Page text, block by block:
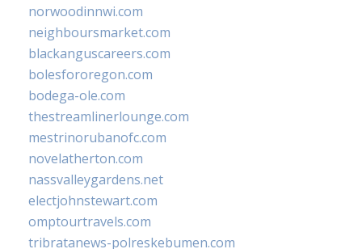
norwoodinnwi.com
neighboursmarket.com
blackanguscareers.com
bolesfororegon.com
bodega-ole.com
thestreamlinerlounge.com
mestrinorubanofc.com
novelatherton.com
nassvalleygardens.net
electjohnstewart.com
omptourtravels.com
tribratanews-polreskebumen.com